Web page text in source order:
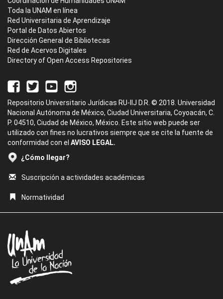
Toda la UNAM en línea
Red Universitaria de Aprendizaje
Portal de Datos Abiertos
Dirección General de Bibliotecas
Red de Acervos Digitales
Directory of Open Access Repositories
Repositorio Universitario Jurídicas RU-IIJ D.R. © 2018. Universidad
Nacional Autónoma de México, Ciudad Universitaria, Coyoacán, C.
P. 04510, Ciudad de México, México. Este sitio web puede ser
utilizado con fines no lucrativos siempre que se cite la fuente de
conformidad con el AVISO LEGAL.
¿Cómo llegar?
Suscripción a actividades académicas
Normatividad